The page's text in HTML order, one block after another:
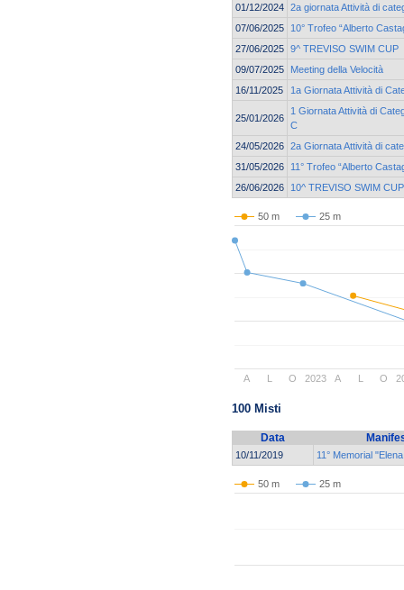
01/12/2024 2a giornata Attività di
07/06/2025
10° Trofeo “Alberto
27/06/2025 9^ TREVISO SWIM CUP
09/07/2025
Meeting della Velocità
16/11/2025
1a Giornata Attività di
25/01/2026
1 Giornata Attività di
C
24/05/2026 2a Giornata Attività di
31/05/2026
11° Trofeo “Alberto
26/06/2026
10^ TREVISO SWIM CUP
50 m 25 m
2023
A L O A L O
100 Misti
Data
10/11/2019 11° Memorial
50 m 25 m